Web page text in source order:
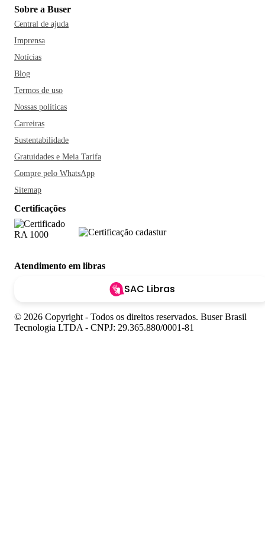
Sobre a Buser
Central de ajuda
Imprensa
Notícias
Blog
Termos de uso
Nossas políticas
Carreiras
Sustentabilidade
Gratuidades e Meia Tarifa
Compre pelo WhatsApp
Sitemap
Certificações
Atendimento em libras
SAC Libras
© 2026 Copyright - Todos os direitos reservados. Buser Brasil
Tecnologia LTDA - CNPJ: 29.365.880/0001-81